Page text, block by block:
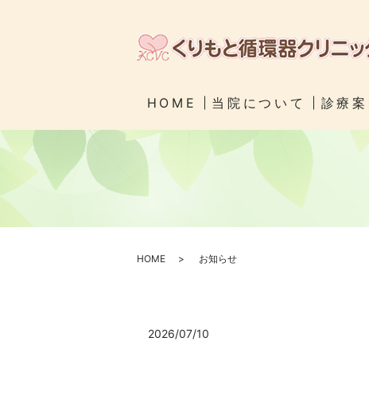
HOME 当院について 診療案
HOME お知らせ
2026/07/10